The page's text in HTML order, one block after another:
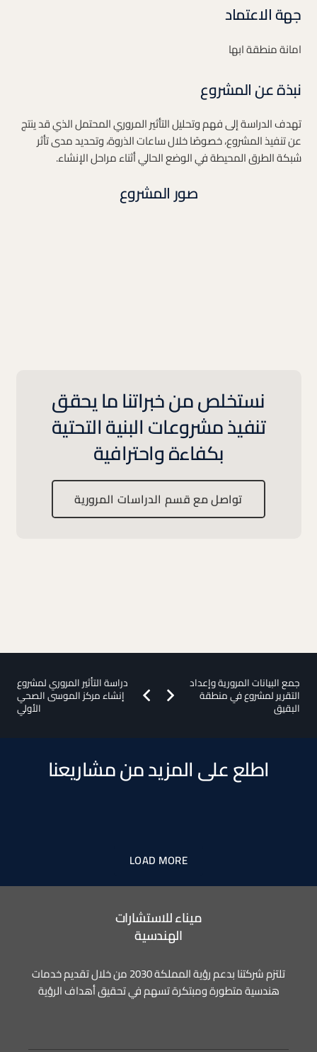
جهة الاعتماد
امانة منطقة ابها
نبذة عن المشروع
تهدف الدراسة إلى فهم وتحليل التأثير المروري المحتمل الذي قد ينتج
عن تنفيذ المشروع، خصوصًا خلال ساعات الذروة، وتحديد مدى تأثر
شبكة الطرق المحيطة في الوضع الحالي أثناء مراحل الإنشاء.
صور المشروع
نستخلص من خبراتنا ما يحقق
تنفيذ مشروعات البنية التحتية
بكفاءة واحترافية
تواصل مع قسم الدراسات المرورية
دراسة التأثير المروري لمشروع
إنشاء مركز الموسى الصحي
الأولي
جمع البيانات المرورية وإعداد
التقرير لمشروع في منطقة
البقيق
اطلع على المزيد من مشاريعنا
الدراسة الهيدرولوجية والهيدروليكية لمواقع
الانهيارات الصخرية بطريق حائل – العلا
الدراسات الهيدرولوجية والهيدروليكية للجسور
جمع البيانات المرورية وإعداد التقرير لمشروع
LOAD MORE
ميناء للاستشارات
الهندسية
تلتزم شركتنا بدعم رؤية المملكة 2030 من خلال تقديم خدمات
هندسية متطورة ومبتكرة تسهم في تحقيق أهداف الرؤية